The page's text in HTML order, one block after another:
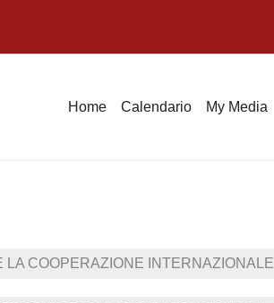
Home Calendario My Media
COOPERAZIONE INTERNAZIONALE